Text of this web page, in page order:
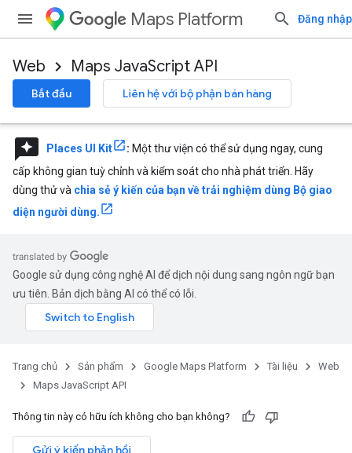
Maps Platform Đăng nhập
Web Maps JavaScript API
Bắt đầu Liên hệ với bộ phận bán hàng
reviews Places UI Kit : Một thư viện có thể sử dụng ngay, cung
cấp không gian tuỳ chỉnh và kiểm soát cho nhà phát triển. Hãy
dùng thử và chia sẻ ý kiến của bạn về trải nghiệm dùng Bộ giao
diện người dùng.
Google sử dụng công nghệ AI để dịch nội dung sang ngôn ngữ bạn
ưu tiên. Bản dịch bằng AI có thể có lỗi.
Trang chủ Sản phẩm Google Maps Platform Tài liệu
Web
Maps JavaScript API
Thông tin này có hữu ích không cho bạn không?
Gửi ý kiến phản hồi